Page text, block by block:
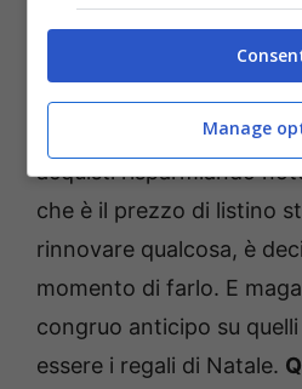
In tutti i negozi aderenti
elettrodomestici, si
acquisti risparmiando
che è il prezzo di listino
rinnovare qualcosa, è
momento di farlo. E
congruo anticipo su
essere i regali di Natale.
Manage